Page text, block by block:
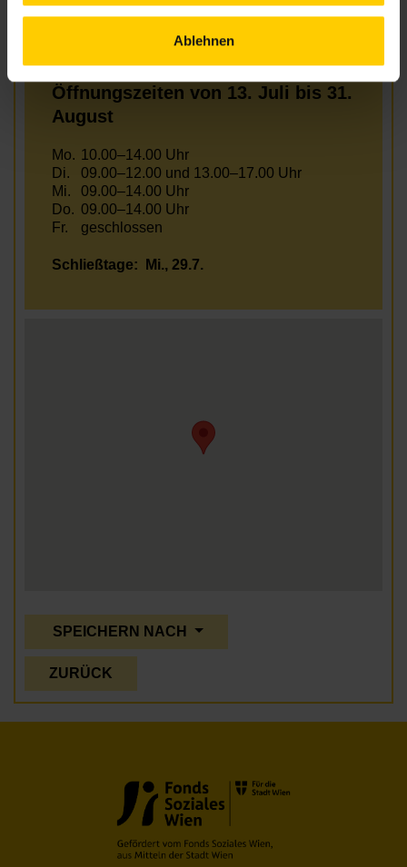
Ablehnen
Mi.
13.00–18.00 Uhr
09.00–13.00 Uhr
Öffnungszeiten von 13. Juli bis 31.
August
Mo. 10.00–14.00 Uhr
Di.
09.00–12.00 und 13.00–17.00 Uhr
Mi.
09.00–14.00 Uhr
Do. 09.00–14.00 Uhr
Fr.
geschlossen
Schließtage: Mi., 29.7.
SPEICHERN NACH
ZURÜCK